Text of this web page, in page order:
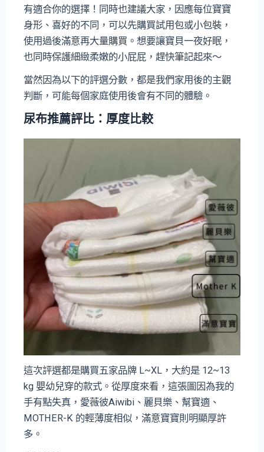
有適合你的選擇！同時也建議大家，因應每位寶寶
身形、喜好的不同，可以先購買試用包或小包裝，
使用過後滿意再大量購買。想要讓寶貝一夜好眠，
也同時保護細緻柔嫩的小屁屁，趕快筆記起來～
當然因為以下的評選分數，都是我們家用後的主觀
判斷，可能每個家庭使用後會有不同的體驗。
尿布推薦評比：厚度比較
這次評選都是購買五家品牌 L~XL，大約是 12~13
kg 嬰幼兒穿的款式。從厚度來看，這張圖因為我的
手有點失真，愛薇彼Aiwibi、麗貝樂、幫寶適、
MOTHER-K 的輕薄度相似，滿意寶寶則明顯厚許
多。